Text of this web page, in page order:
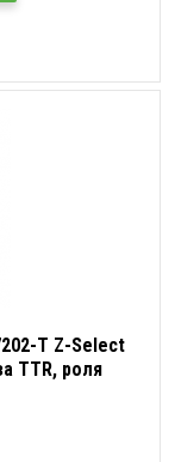
T Z-Select
TTR, роля